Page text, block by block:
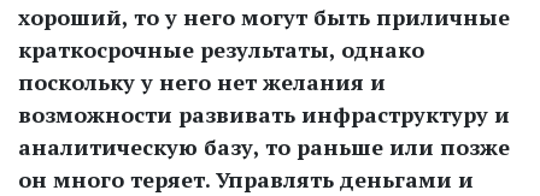
хороший, то у него могут быть приличные
краткосрочные результаты, однако
поскольку у него нет желания и
возможности развивать инфраструктуру и
аналитическую базу, то раньше или позже
он много теряет. Управлять деньгами и